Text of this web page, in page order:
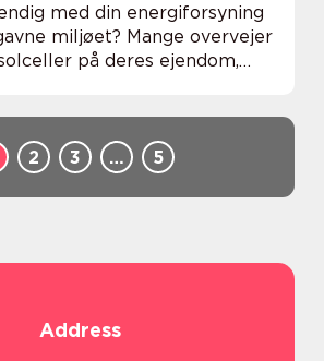
med din energiforsyning
miljøet? Mange overvejer
på deres ejendom,
2 3 … 5
Address